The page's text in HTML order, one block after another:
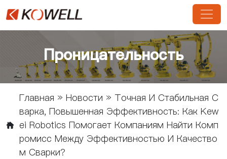
Проницательность
Главная » Новости » Точная И Стабильная С
Варка, Повышенная Эффективность: Как Kew
Ei Robotics Помогает Компаниям Найти Комп
Ромисс Между Эффективностью И Качество
М Сварки?